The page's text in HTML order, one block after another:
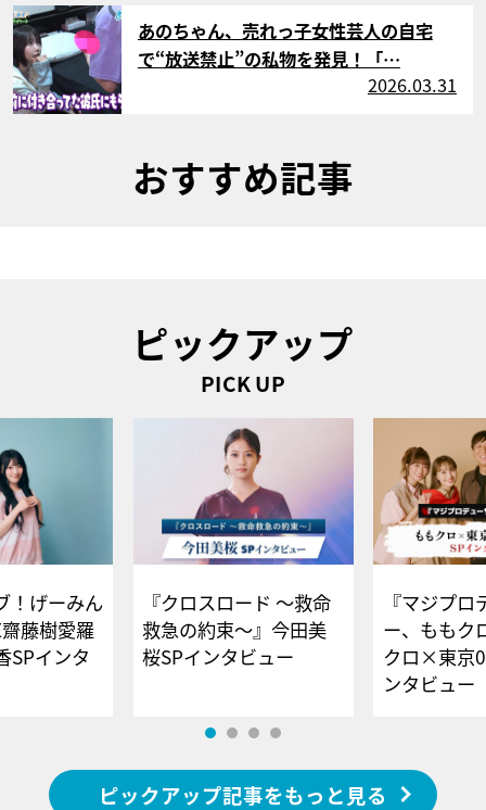
サムネイル
あのちゃん、売れっ子女性芸人の自宅
で“放送禁止”の私物を発見！「…
2026.03.31
おすすめ記事
ピックアップ
PICK UP
！げーみん
藤樹愛羅
SPインタ
『クロスロード ～救命
救急の約束～』今田美
桜SPインタビュー
『マジプロ
ー、ももク
クロ×東京
ンタビュー
ピックアップ記事をもっと見る